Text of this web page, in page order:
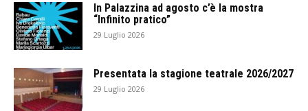
In Palazzina ad agosto c’è la mostra
“Infinito pratico”
29 Luglio 2026
Presentata la stagione teatrale 2026/2027
29 Luglio 2026